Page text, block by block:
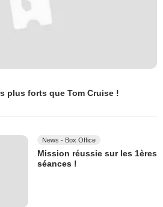
plus forts que Tom Cruise !
News - Box Office
Mission réussie sur les 1ères
séances !